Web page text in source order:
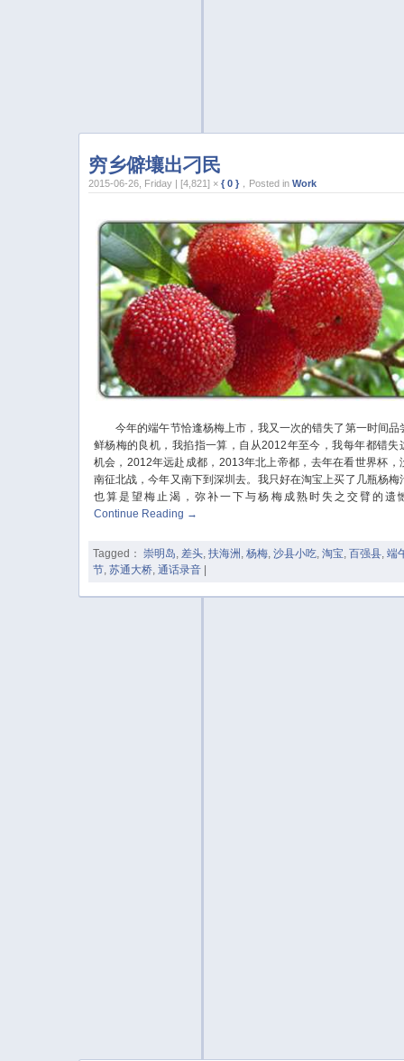
穷乡僻壤出刁民
2015-06-26, Friday | [4,821] ×{ 0 } ，Posted inWork
今年的端午节恰逢杨梅上市，我又一次的错失了第一时间品
鲜杨梅的良机，我掐指一算，自从2012年至今，我每年都错失
机会，2012年远赴成都，2013年北上帝都，去年在看世界杯，
南征北战，今年又南下到深圳去。我只好在淘宝上买了几瓶杨梅
也算是望梅止渴，弥补一下与杨梅成熟时失之交臂的遗
Continue Reading →
Tagged： 崇明岛 差头 ,扶海洲 ,杨梅 ,沙县小吃 ,淘宝 ,百强县 ,端
节 ,苏通大桥 ,通话录音 |